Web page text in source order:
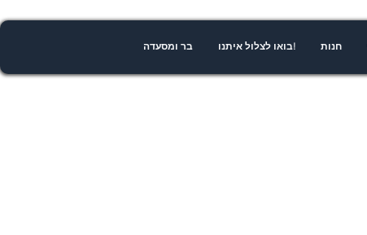
חנות !בואו לצלול איתנו בר ומסעדה